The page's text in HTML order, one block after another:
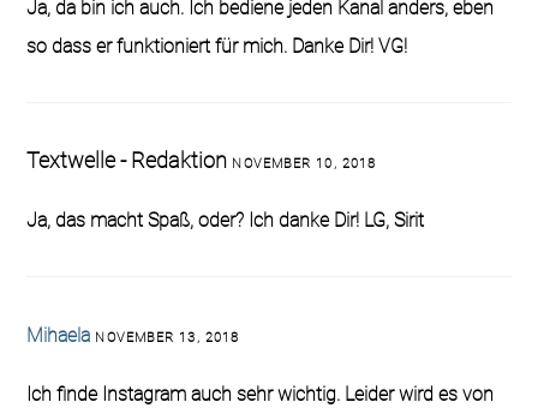
Ja, da bin ich auch. Ich bediene jeden Kanal anders, eben
so dass er funktioniert für mich. Danke Dir! VG!
Textwelle - Redaktion NOVEMBER 10, 2018
Ja, das macht Spaß, oder? Ich danke Dir! LG, Sirit
Mihaela NOVEMBER 13, 2018
Ich finde Instagram auch sehr wichtig. Leider wird es von